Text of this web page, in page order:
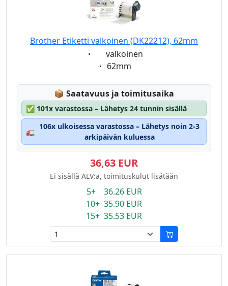
Brother Etiketti valkoinen (DK22212), 62mm
Eigenschaft:
valkoinen
Eigenschaft:
62mm
📦 Lagerstatus:
Saatavuus ja toimitusaika
✅ 101x varastossa – Lähetys 24 tunnin sisällä
🚛
106x ulkoisessa varastossa – Lähetys noin 2-3
arkipäivän kuluessa
36,63 EUR
Ei sisällä ALV:a, toimituskulut lisätään
5+ 36.26 EUR
10+ 35.90 EUR
15+ 35.53 EUR